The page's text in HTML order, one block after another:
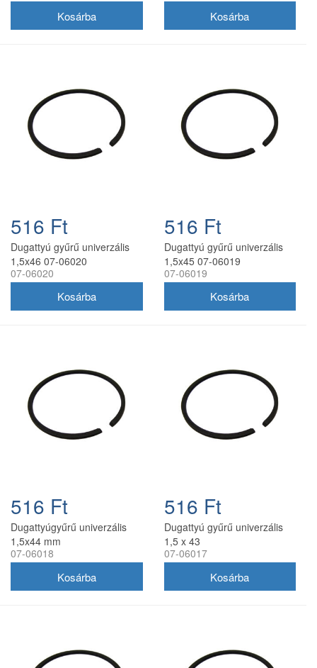
516 Ft
Dugattyú gyűrű univerzális
1,5x46 07-06020
07-06020
516 Ft
Dugattyú gyűrű univerzális
1,5x45 07-06019
07-06019
516 Ft
Dugattyúgyűrű univerzális
1,5x44 mm
07-06018
516 Ft
Dugattyú gyűrű univerzális
1,5 x 43
07-06017